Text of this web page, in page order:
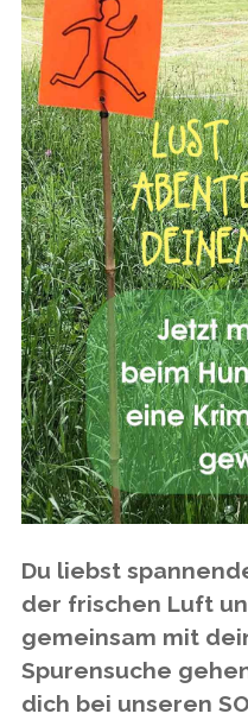
Du liebst
der frischen Luft
gemeinsam mit
Spurensuche
dich bei unseren